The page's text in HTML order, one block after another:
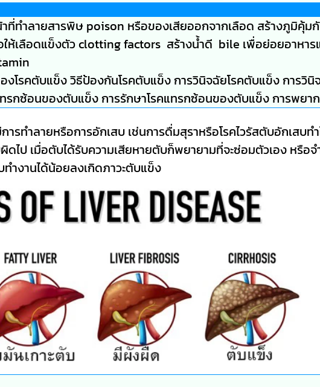
ที่ทำลายสารพิษ poison หรือของเสียออกจากเลือด สร้างภูมิคุ้ม
ให้เลือดแข็งตัว clotting factors สร้างน้ำดี bile เพื่อย่อยอาหาร
โรคตับแข็ง วิธีป้องกันโรคตับแข็ง การวินิจฉัยโรคตับแข็ง การวินิ
รกซ้อนของตับแข็ง การรักษาโรคแทรกซ้อนของตับแข็ง การพยา
รทำลายหรือการอักเสบ เช่นการดื่มสุราหรือโรคไวรัสตับอักเสบท
ไป เมื่อตับได้รับความเสียหายตับก็พยายามที่จะซ่อมตัวเอง หรือ
ำงานได้น้อยลงเกิดภาวะตับแข็ง